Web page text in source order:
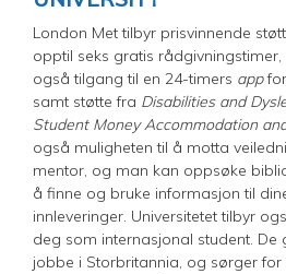
London Met tilbyr prisvinnende
opptil seks gratis
også tilgang til en 24-timers appfor
samt støtte fra Disabilities and
Student Money Accommodation
også muligheten til å motta
mentor, og man kan oppsøke
å finne og bruke informasjon til
innleveringer. Universitetet tilbyr
deg som internasjonal student.
jobbe i Storbritannia, og sørger